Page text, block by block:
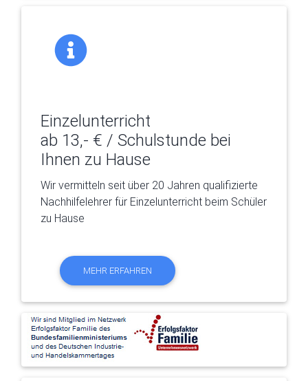
Einzelunterricht
ab 13,- € / Schulstunde bei
Ihnen zu Hause
Wir vermitteln seit über 20 Jahren qualifizierte
Nachhilfelehrer für Einzelunterricht beim Schüler
zu Hause
MEHR ERFAHREN